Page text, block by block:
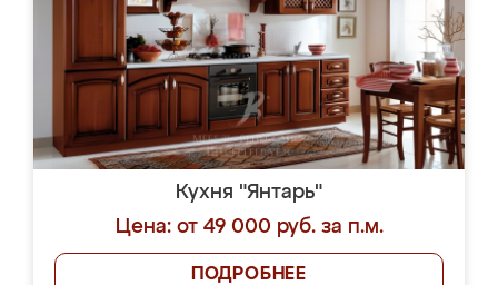
Кухня "Янтарь"
Цена: от 49 000 руб. за п.м.
ПОДРОБНЕЕ